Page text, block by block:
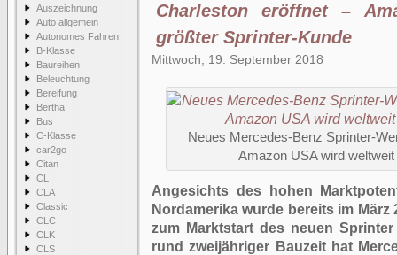
Auszeichnung
Auto allgemein
Autonomes Fahren
B-Klasse
Baureihen
Beleuchtung
Bereifung
Bertha
Bus
C-Klasse
car2go
Citan
CL
CLA
Classic
CLC
CLK
CLS
Charleston eröffnet –
größter Sprinter-Kunde
Mittwoch, 19. September 2018
Neues Mercedes-Benz Sprinter-
Amazon USA wird
Angesichts des hohen
Nordamerika wurde bereits im
zum Marktstart des neuen
rund zweijähriger Bauzeit hat